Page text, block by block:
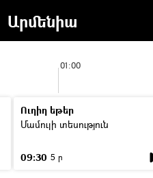
Արմենիա
01:00
Ուղիղ եթեր
Մամուլի տեսություն
09:30 5 ր